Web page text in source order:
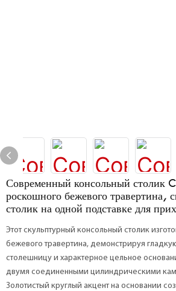
Современный консольный столик
роскошного бежевого травертина,
столик на одной подставке для
Этот скульптурный консольный столик
бежевого травертина, демонстрируя
столешницу и характерное цельное
двумя соединенными цилиндрическими
Золотистый круглый акцент на основании